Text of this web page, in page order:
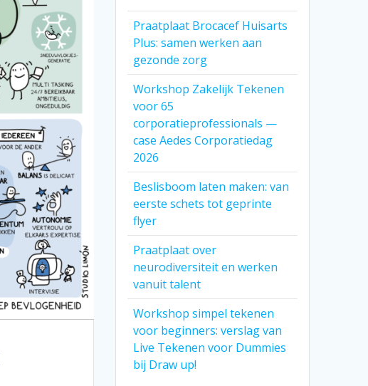
Praatplaat Brocacef Huisarts
Plus: samen werken aan
gezonde zorg
Workshop Zakelijk Tekenen
voor 65
corporatieprofessionals —
case Aedes Corporatiedag
2026
Beslisboom laten maken: van
eerste schets tot geprinte
flyer
Praatplaat over
neurodiversiteit en werken
vanuit talent
Workshop simpel tekenen
voor beginners: verslag van
Live Tekenen voor Dummies
bij Draw up!